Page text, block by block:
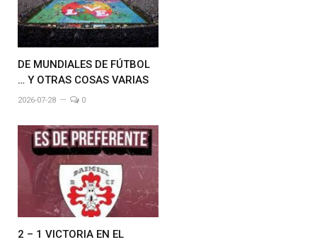
DE MUNDIALES DE FÚTBOL
… Y OTRAS COSAS VARIAS
2026-07-28 0
2 – 1 VICTORIA EN EL